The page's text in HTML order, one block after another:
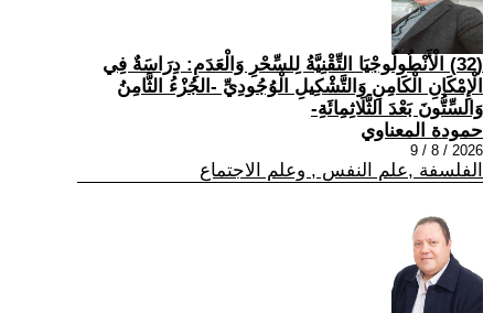
(32) الْأَنْطُولُوجْيَا التِّقْنِيَّةُ لِلسِّحْرِ وَالْعَدَمِ: دِرَاسَةٌ فِي
الْإِمْكَانِ الْكَامِنِ وَالتَّشْكِيلِ الْوُجُودِيِّ -الجُزْءُ الثَّامِنُ
وَالسِّتُّونَ بَعْدَ الثَّلَاثِمِائَةِ-
حمودة المعناوي
2026 / 8 / 9
الفلسفة ,علم النفس , وعلم الاجتماع